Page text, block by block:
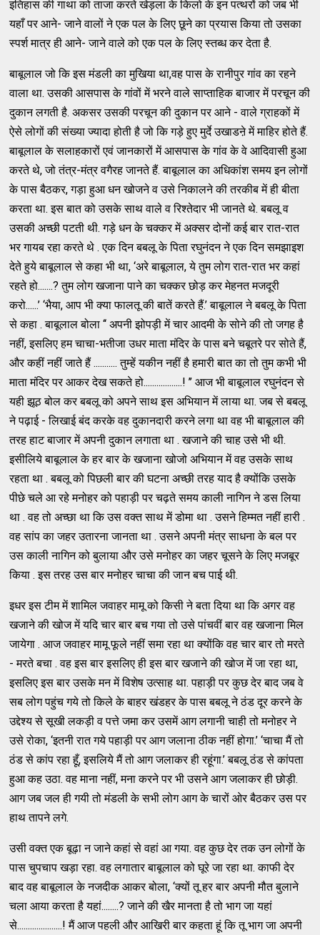
इतिहास की गाथा को ताजा करते खेड़ला के किलो के इन पत्थरों को जब भी
यहाँ पर आने- जाने वालों ने एक पल के लिए छूने का प्रयास किया तो उसका
स्पर्श मात्र ही आने- जाने वाले को एक पल के लिए स्तब्ध कर देता है.
बाबूलाल जो कि इस मंडली का मुखिया था,वह पास के रानीपुर गांव का रहने
वाला था. उसकी आसपास के गांवों में भरने वाले साप्ताहिक बाजार में परचून की
दुकान लगती है. अकसर उसकी परचून की दुकान पर आने - वाले ग्राहकों में
ऐसे लोगों की संख्या ज्यादा होती है जो कि गड़े हुए मुर्दे उखाडऩे में माहिर होते हैं.
बाबूलाल के सलाहकारों एवं जानकारों में आसपास के गांव के वे आदिवासी हुआ
करते थे, जो तंत्र-मंत्र वगैरह जानते हैं. बाबूलाल का अधिकांश समय इन लोगों
के पास बैठकर, गड़ा हुआ धन खोजने व उसे निकालने की तरकीब में ही बीता
करता था. इस बात को उसके साथ वाले व रिश्तेदार भी जानते थे. बबलू व
उसकी अच्छी पटती थी. गड़े धन के चक्कर में अक्सर दोनों कई बार रात-रात
भर गायब रहा करते थे . एक दिन बबलू के पिता रघुनंदन ने एक दिन समझाइश
देते हुये बाबूलाल से कहा भी था, ‘अरे बाबूलाल, ये तुम लोग रात-रात भर कहां
रहते हो.......? तुम लोग खजाना पाने का चक्कर छोड़ कर मेहनत मजदूरी
करो......’ ‘भैया, आप भी क्या फालतू की बातें करते हैं.’ बाबूलाल ने बबलू के पिता
से कहा . बाबूलाल बोला ‘‘ अपनी झोपड़ी में चार आदमी के सोने की तो जगह है
नहीं, इसलिए हम चाचा-भतीजा उधर माता मंदिर के पास बने चबूतरे पर सोते हैं,
और कहीं नहीं जाते हैं ........... तुम्हें यकीन नहीं है हमारी बात का तो तुम कभी भी
माता मंदिर पर आकर देख सकते हो..................! ’’ आज भी बाबूलाल रघुनंदन से
यही झूठ बोल कर बबलू को अपने साथ इस अभियान में लाया था. जब से बबलू
ने पढ़ाई - लिखाई बंद करके वह दुकानदारी करने लगा था वह भी बाबूलाल की
तरह हाट बाजार में अपनी दुकान लगाता था . खजाने की चाह उसे भी थी.
इसीलिये बाबूलाल के हर बार के खजाना खोजो अभियान में वह उसके साथ
रहता था . बबलू को पिछली बार की घटना अच्छी तरह याद है क्योंकि उसके
पीछे चले आ रहे मनोहर को पहाड़ी पर चढ़ते समय काली नागिन ने डस लिया
था . वह तो अच्छा था कि उस वक्त साथ में डोमा था . उसने हिम्मत नहीं हारी .
वह सांप का जहर उतारना जानता था . उसने अपनी मंत्र साधना के बल पर
उस काली नागिन को बुलाया और उसे मनोहर का जहर चूसने के लिए मजबूर
किया . इस तरह उस बार मनोहर चाचा की जान बच पाई थी.
इधर इस टीम में शामिल जवाहर मामू को किसी ने बता दिया था कि अगर वह
खजाने की खोज में यदि चार बार बच गया तो उसे पांचवीं बार वह खजाना मिल
जायेगा . आज जवाहर मामू फूले नहीं समा रहा था क्योंकि वह चार बार तो मरते
- मरते बचा . वह इस बार इसलिए ही इस बार खजाने की खोज में जा रहा था,
इसलिए इस बार उसके मन में विशेष उत्साह था. पहाड़ी पर कुछ देर बाद जब वे
सब लोग पहुंच गये तो किले के बाहर खंडहर के पास बबलू ने ठंड दूर करने के
उद्देश्य से सूखी लकड़ी व पत्ते जमा कर उसमें आग लगानी चाही तो मनोहर ने
उसे रोका, ‘इतनी रात गये पहाड़ी पर आग जलाना ठीक नहीं होगा.’ ‘चाचा मैं तो
ठंड से कांप रहा हूँ, इसलिये मैं तो आग जलाकर ही रहूंगा.’ बबलू ठंड से कांपता
हुआ कह उठा. वह माना नहीं, मना करने पर भी उसने आग जलाकर ही छोड़ी.
आग जब जल ही गयी तो मंडली के सभी लोग आग के चारों ओर बैठकर उस पर
हाथ तापने लगे.
उसी वक्त एक बूढ़ा न जाने कहां से वहां आ गया. वह कुछ देर तक उन लोगों के
पास चुपचाप खड़ा रहा. वह लगातार बाबूलाल को घूरे जा रहा था. काफी देर
बाद वह बाबूलाल के नजदीक आकर बोला, ‘क्यों तू हर बार अपनी मौत बुलाने
चला आया करता है यहां........? जाने की खैर मानता है तो भाग जा यहां
से.....................! मैं आज पहली और आखिरी बार कहता हूं कि तू भाग जा अपनी